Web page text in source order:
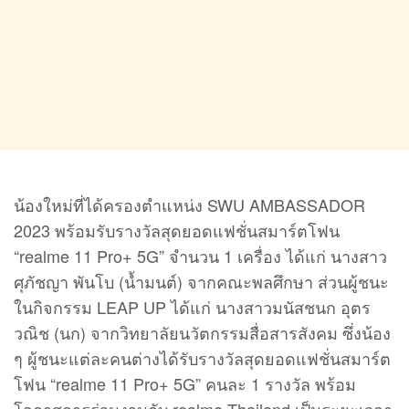
น้องใหม่ที่ได้ครองตำแหน่ง SWU AMBASSADOR
2023 พร้อมรับรางวัลสุดยอดแฟชั่นสมาร์ตโฟน
“realme 11 Pro+ 5G” จำนวน 1 เครื่อง ได้แก่ นางสาว
ศุภัชญา พันโบ (น้ำมนต์) จากคณะพลศึกษา ส่วนผู้ชนะ
ในกิจกรรม LEAP UP ได้แก่ นางสาวมนัสชนก อุตร
วณิช (นก) จากวิทยาลัยนวัตกรรมสื่อสารสังคม ซึ่งน้อง
ๆ ผู้ชนะแต่ละคนต่างได้รับรางวัลสุดยอดแฟชั่นสมาร์ต
โฟน “realme 11 Pro+ 5G” คนละ 1 รางวัล พร้อม